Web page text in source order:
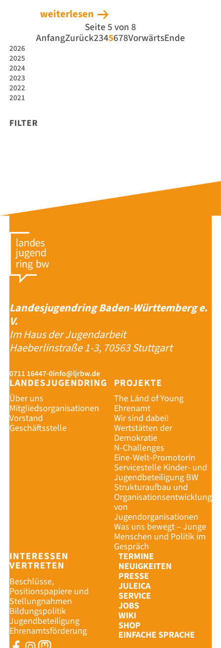
FILTER
2026
2025
2024
2023
2022
2021
weiterlesen
Seite 5 von 8
AnfangZurück2345678VorwärtsEnde
Landesjugendring Baden-Württemberg e.
V.
Im Haus der Jugendarbeit
Haeberlinstraße 1-3, 70563 Stuttgart
0711 16447-0info@ljrbw.de
LANDESJUGENDRING
Über uns
Mitgliedsorganisationen
Vorstand
Geschäftsstelle
PROJEKTE
The Länd of Young
Ehrenamt
Wir sind dabei!
Wertstätten der
Demokratie
N-Challenges
Eine-Welt-Promotorin
Servicestelle Kinder- und
Jugendbeteiligung BW
Strukturaufbau und
Organisationsentwicklung
von
Jugendorganisationen
Was uns bewegt – Junge
Menschen und Politik im
Gespräch
INTERESSEN
VERTRETEN
Beschlüsse,
Positionspapiere und
Stellungnahmen
Bildungspolitik
Jugendbeteiligung
Ehrenamtsförderung
TERMINE
NEUIGKEITEN
PRESSE
JULEICA
SERVICE
JOBS
WIKI
SHOP
EINFACHE SPRACHE